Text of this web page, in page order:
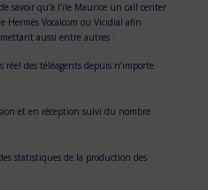
qu’à l’ile Maurice un call center
Hermès Vocalcom ou Vicidial afin
aussi entre autres :
réel des téléagents depuis n’importe
et en réception suivi du nombre
statistiques de la production des